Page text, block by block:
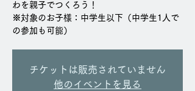
わを親子でつくろう！
※対象のお子様：中学生以下（中学生1人で
の参加も可能）
チケットは販売されていません
他のイベントを見る